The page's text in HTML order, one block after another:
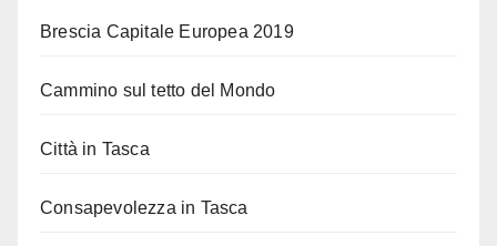
Brescia Capitale Europea 2019
Cammino sul tetto del Mondo
Città in Tasca
Consapevolezza in Tasca